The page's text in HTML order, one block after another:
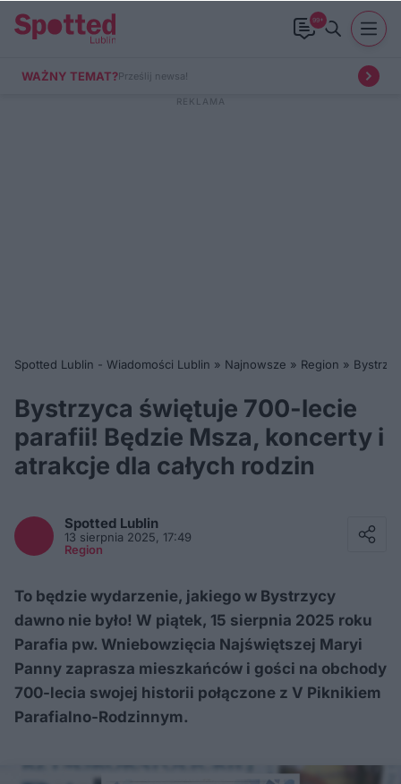
99+
WAŻNY TEMAT?Prześlij newsa!
Spotted Lublin - Wiadomości Lublin » Najnowsze » Region »
Bystrzyca świętuje 700-lecie
parafii! Będzie Msza, koncerty i
atrakcje dla całych rodzin
Spotted Lublin
13 sierpnia 2025, 17:49
Region
To będzie wydarzenie, jakiego w Bystrzycy
dawno nie było! W piątek, 15 sierpnia 2025 roku
Parafia pw. Wniebowzięcia Najświętszej Maryi
Panny zaprasza mieszkańców i gości na obchody
700-lecia swojej historii połączone z V Piknikiem
Parafialno-Rodzinnym.